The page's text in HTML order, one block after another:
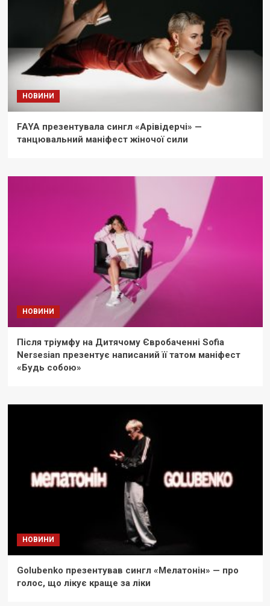
НОВИНИ
FAYA презентувала сингл «Арівідерчі» —
танцювальний маніфест жіночої сили
НОВИНИ
Після тріумфу на Дитячому Євробаченні Sofia
Nersesian презентує написаний її татом маніфест
«Будь собою»
НОВИНИ
Golubenko презентував сингл «Мелатонін» — про
голос, що лікує краще за ліки